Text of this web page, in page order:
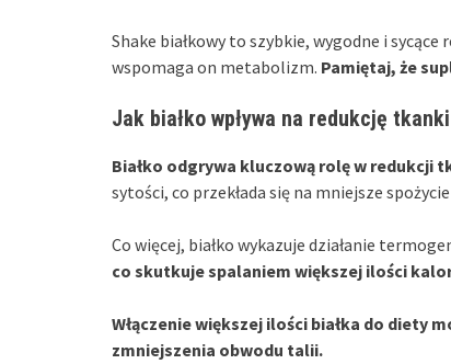
Shake białkowy to szybkie, wygodne i
wspomaga on metabolizm. Pamiętaj, że
Jak białko wpływa na redukcję
Białko odgrywa kluczową rolę w redukcji
sytości, co przekłada się na mniejsze
Co więcej, białko wykazuje działanie
co skutkuje spalaniem większej ilości
Włączenie większej ilości białka do diety
zmniejszenia obwodu talii.